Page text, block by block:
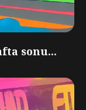
sonu...